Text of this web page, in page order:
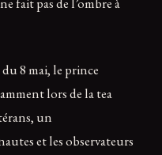
fait pas de l’ombre à
8 mai, le prince
lors de la tea
un
et les observateurs